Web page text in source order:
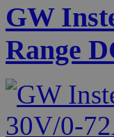
GW
Range